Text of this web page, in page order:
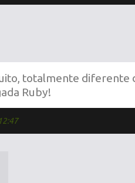
totalmente diferente
Ruby!